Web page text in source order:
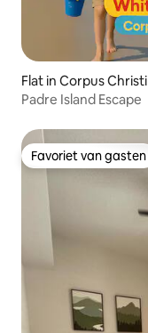
Flat in Corpus Christi
Padre Island Escape
Favoriet van gasten
Favoriet van gasten